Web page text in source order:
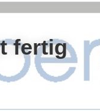
fertig